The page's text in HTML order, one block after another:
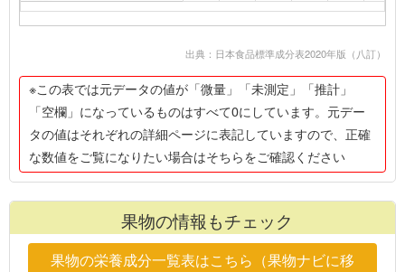
出典：日本食品標準成分表2020年版（八訂）
※この表では元データの値が「微量」「未測定」「推計」
「空欄」になっているものはすべて0にしています。元デー
タの値はそれぞれの詳細ページに表記していますので、正確
な数値をご覧になりたい場合はそちらをご確認ください
果物の情報もチェック
果物の栄養成分一覧表はこちら（果物ナビに移